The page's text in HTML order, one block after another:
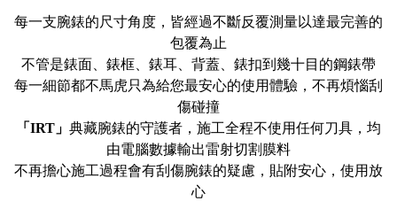
每一支腕錶的尺寸角度，皆經過不斷反覆測量以達最完善的
包覆為止
不管是錶面、錶框、錶耳、背蓋、錶扣到幾十目的鋼錶帶
每一細節都不馬虎只為給您最安心的使用體驗，不再煩惱刮
傷碰撞
「IRT」 典藏腕錶的守護者，施工全程不使用任何刀具，均
由電腦數據輸出雷射切割膜料
不再擔心施工過程會有刮傷腕錶的疑慮，貼附安心，使用放
心